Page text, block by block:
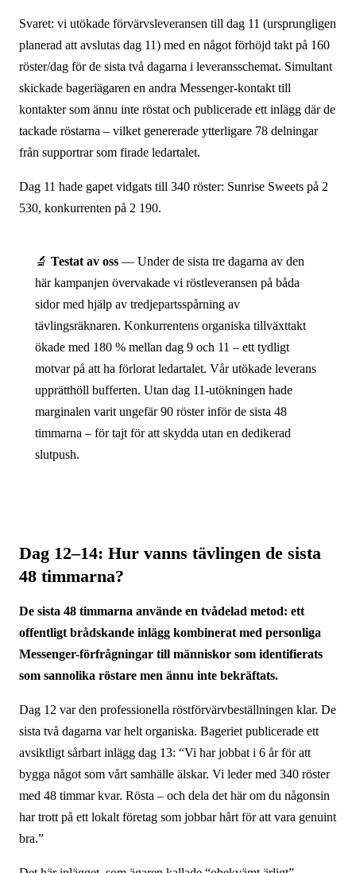
Svaret: vi utökade förvärvsleveransen till dag 11 (ursprungligen
planerad att avslutas dag 11) med en något förhöjd takt på 160
röster/dag för de sista två dagarna i leveransschemat. Simultant
skickade bageriägaren en andra Messenger-kontakt till
kontakter som ännu inte röstat och publicerade ett inlägg där de
tackade röstarna – vilket genererade ytterligare 78 delningar
från supportrar som firade ledartalet.
Dag 11 hade gapet vidgats till 340 röster: Sunrise Sweets på 2
530, konkurrenten på 2 190.
🔬 Testat av oss — Under de sista tre dagarna av den
här kampanjen övervakade vi röstleveransen på båda
sidor med hjälp av tredjepartsspårning av
tävlingsräknaren. Konkurrentens organiska tillväxttakt
ökade med 180 % mellan dag 9 och 11 – ett tydligt
motvar på att ha förlorat ledartalet. Vår utökade leverans
upprätthöll bufferten. Utan dag 11-utökningen hade
marginalen varit ungefär 90 röster inför de sista 48
timmarna – för tajt för att skydda utan en dedikerad
slutpush.
Dag 12–14: Hur vanns tävlingen de sista
48 timmarna?
De sista 48 timmarna använde en tvådelad metod: ett
offentligt brådskande inlägg kombinerat med personliga
Messenger-förfrågningar till människor som identifierats
som sannolika röstare men ännu inte bekräftats.
Dag 12 var den professionella röstförvärvbeställningen klar. De
sista två dagarna var helt organiska. Bageriet publicerade ett
avsiktligt sårbart inlägg dag 13: “Vi har jobbat i 6 år för att
bygga något som vårt samhälle älskar. Vi leder med 340 röster
med 48 timmar kvar. Rösta – och dela det här om du någonsin
har trott på ett lokalt företag som jobbar hårt för att vara genuint
bra.”